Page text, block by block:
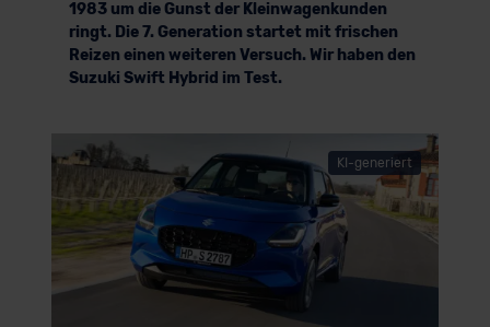
1983 um die Gunst der Kleinwagenkunden
ringt. Die 7. Generation startet mit frischen
Reizen einen weiteren Versuch. Wir haben den
Suzuki Swift Hybrid im Test.
KI-generiert